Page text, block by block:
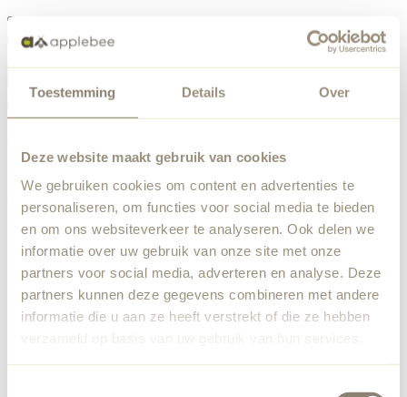
Toestemming Details Over
Deze website maakt gebruik van cookies
We gebruiken cookies om content en advertenties te
personaliseren, om functies voor social media te bieden
en om ons websiteverkeer te analyseren. Ook delen we
informatie over uw gebruik van onze site met onze
partners voor social media, adverteren en analyse. Deze
partners kunnen deze gegevens combineren met andere
informatie die u aan ze heeft verstrekt of die ze hebben
verzameld op basis van uw gebruik van hun services.
Something went wrong
been notified.
Back to home